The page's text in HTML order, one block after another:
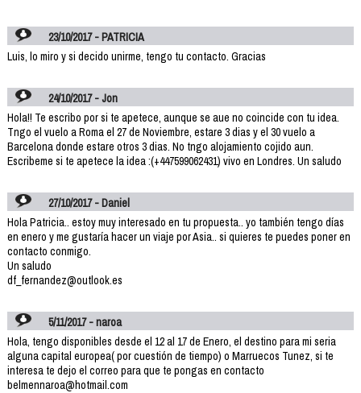
23/10/2017 - PATRICIA
Luis, lo miro y si decido unirme, tengo tu contacto. Gracias
24/10/2017 - Jon
Hola!! Te escribo por si te apetece, aunque se aue no coincide con tu idea.
Tngo el vuelo a Roma el 27 de Noviembre, estare 3 dias y el 30 vuelo a
Barcelona donde estare otros 3 dias. No tngo alojamiento cojido aun.
Escribeme si te apetece la idea :(+447599062431) vivo en Londres. Un saludo
27/10/2017 - Daniel
Hola Patricia.. estoy muy interesado en tu propuesta.. yo también tengo días
en enero y me gustaría hacer un viaje por Asia.. si quieres te puedes poner en
contacto conmigo.
Un saludo
df_fernandez@outlook.es
5/11/2017 - naroa
Hola, tengo disponibles desde el 12 al 17 de Enero, el destino para mi seria
alguna capital europea( por cuestión de tiempo) o Marruecos Tunez, si te
interesa te dejo el correo para que te pongas en contacto
belmennaroa@hotmail.com